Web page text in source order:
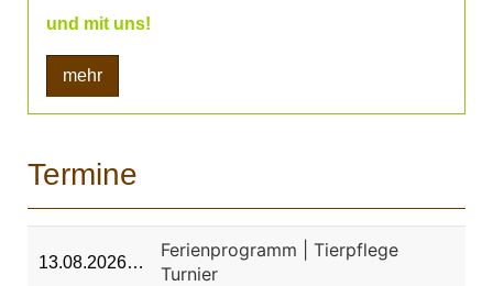
und mit uns!
mehr
Termine
13.08.2026…
Ferienprogramm | Tierpflege
Turnier